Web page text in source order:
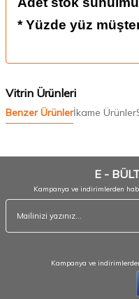
* Yüzde yüz
Vitrin Ürünleri
Benzer Ürünlerİkame Ürünler
E -
Kampanya ve indirimlerden
Kampanya ve